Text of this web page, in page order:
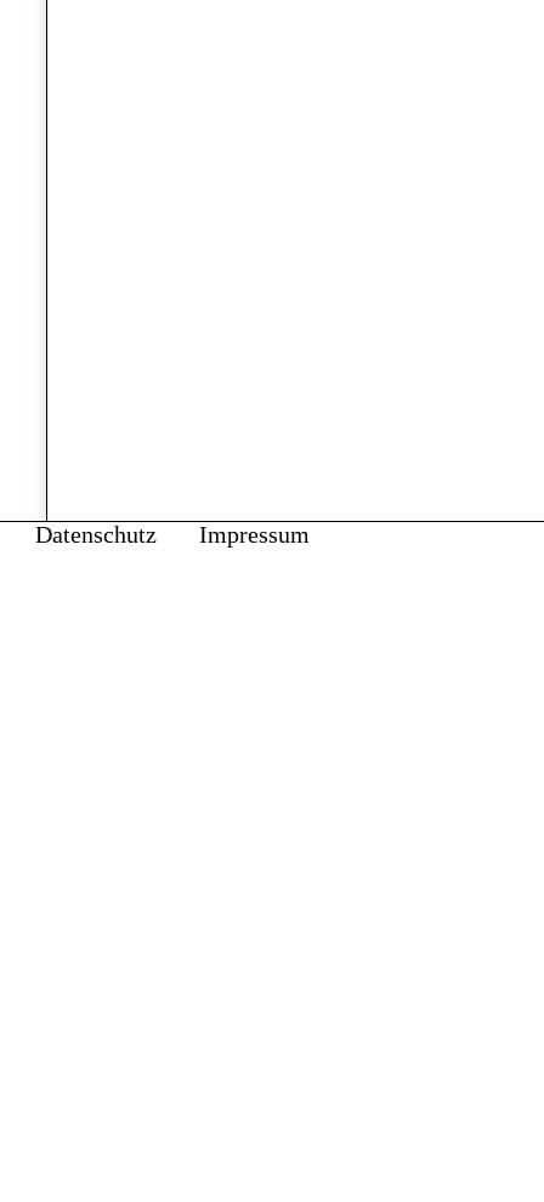
Datenschutz Impressum